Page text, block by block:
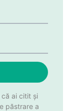
ai citit și
păstrare a